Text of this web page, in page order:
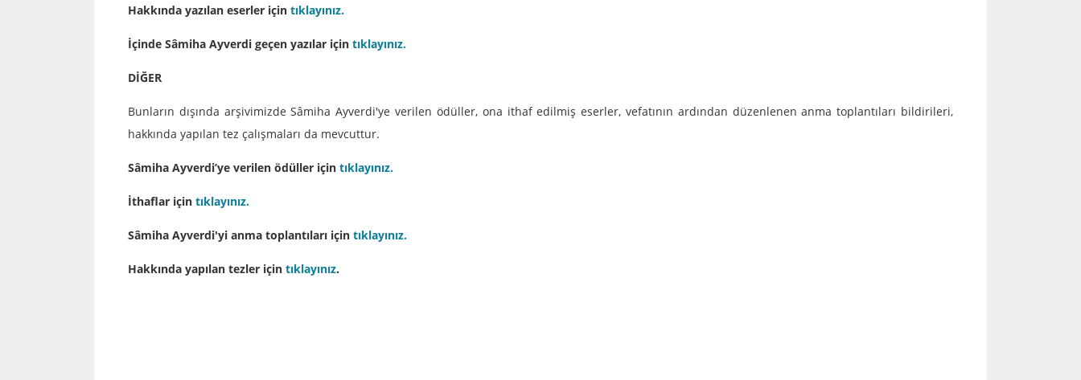
Hakkında yazılan eserler için tıklayınız.
İçinde Sâmiha Ayverdi geçen yazılar için tıklayınız.
DİĞER
Bunların dışında arşivimizde Sâmiha Ayverdi'ye verilen ödüller, ona ithaf edilmiş eserler, vefatının ardından düzenlenen anma toplantıları bildirileri,
hakkında yapılan tez çalışmaları da mevcuttur.
Sâmiha Ayverdi’ye verilen ödüller için tıklayınız.
İthaflar için tıklayınız.
Sâmiha Ayverdi'yi anma toplantıları için tıklayınız.
Hakkında yapılan tezler için tıklayınız.